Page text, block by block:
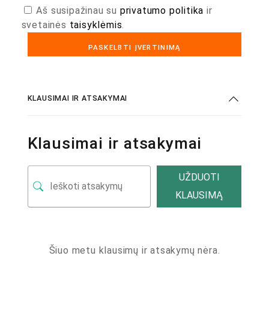
Aš susipažinau su privatumo politika ir
svetainės taisyklėmis
KLAUSIMAI IR ATSAKYMAI
Klausimai ir atsakymai
UŽDUOTI
KLAUSIMĄ
Šiuo metu klausimų ir atsakymų nėra.